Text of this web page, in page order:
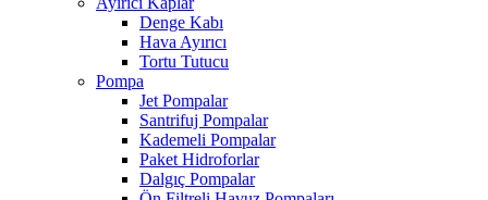
Denge Kabı
Hava Ayırıcı
Tortu Tutucu
Pompa
Jet Pompalar
Santrifuj Pompalar
Kademeli Pompalar
Paket Hidroforlar
Dalgıç Pompalar